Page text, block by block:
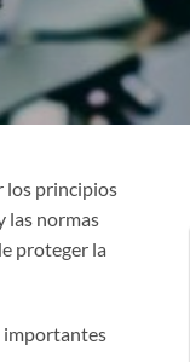
los principios
las normas
proteger la
importantes